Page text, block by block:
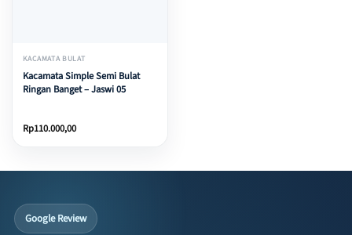
KACAMATA BULAT
Kacamata Simple Semi Bulat
Ringan Banget – Jaswi 05
Rp110.000,00
Google Review